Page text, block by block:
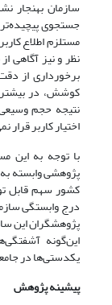
سازمان بهنجار
جستجوی
مستلزم اطلاع
نظر و نیز آگاهی
برخورداری از
کوشش، در بیشتر
نتیجه حجم
اختیار کاربر قرار
با توجه به این
پژوهشی وابسته
کشور سهم قابل
درج وابستگی
پژوهشگران این
این‌گونه
یکدستی‌ها در
پیشینه پژوهش